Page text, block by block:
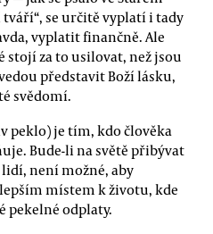
tváří“, se určitě vyplatí i tady
vyplatit finančně. Ale
stojí za to usilovat, než jsou
představit Boží lásku,
svědomí.
peklo) je tím, kdo člověka
Bude-li na světě přibývat
není možné, aby
místem k životu, kde
pekelné odplaty.